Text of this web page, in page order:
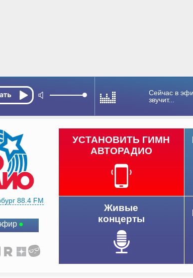
Сейчас в
звучит...
88.4 FM
УСТАНОВИТЬ ГИМН
АВТОРАДИО
Живые
концерты